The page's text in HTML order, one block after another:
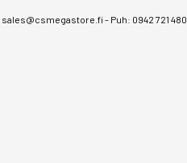
sales@csmegastore.fi- Puh: 0942 721 480